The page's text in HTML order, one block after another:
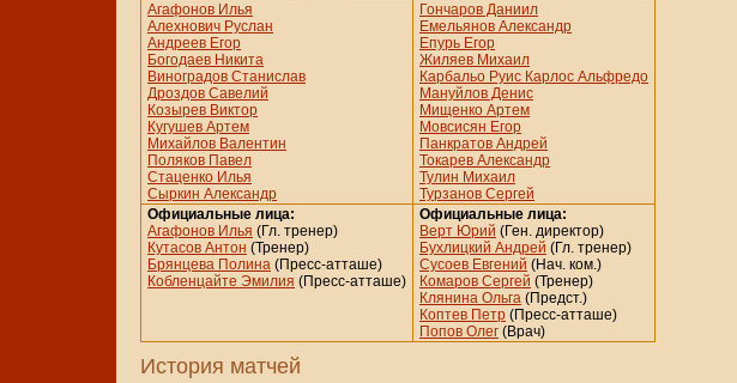
Агафонов Илья
Алехнович Руслан
Андреев Егор
Богодаев Никита
Виноградов Станислав
Дроздов Савелий
Козырев Виктор
Кугушев Артем
Михайлов Валентин
Поляков Павел
Стаценко Илья
Сыркин Александр
Гончаров Даниил
Емельянов Александр
Епурь Егор
Жиляев Михаил
Карбальо Руис Карлос Альфредо
Мануйлов Денис
Мищенко Артем
Мовсисян Егор
Панкратов Андрей
Токарев Александр
Тулин Михаил
Турзанов Сергей
Официальные лица:
Агафонов Илья (Гл. тренер)
Кутасов Антон (Тренер)
Брянцева Полина (Пресс-атташе)
Кобленцайте Эмилия (Пресс-атташе)
Официальные лица:
Верт Юрий (Ген. директор)
Бухлицкий Андрей (Гл. тренер)
Сусоев Евгений (Нач. ком.)
Комаров Сергей (Тренер)
Клянина Ольга (Предст.)
Коптев Петр (Пресс-атташе)
Попов Олег (Врач)
История матчей